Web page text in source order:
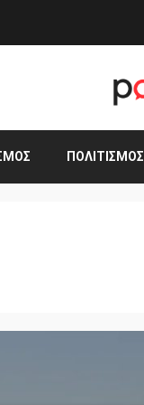
ΠΟΛΙΤΙΣΜΌΣ